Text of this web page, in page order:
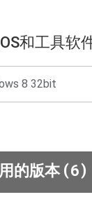
和工具软
的版本 (6)